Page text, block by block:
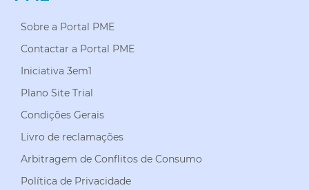
Sobre a Portal PME
Contactar a Portal PME
Iniciativa 3em1
Plano Site Trial
Condições Gerais
Livro de reclamações
Arbitragem de Conflitos de Consumo
Política de Privacidade